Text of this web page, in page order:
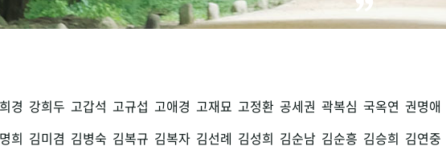
경 강희두 고갑석 고규섭 고애경 고재묘 고정환 공세권 곽복심 국옥연 권명애
희 김미겸 김병숙 김복규 김복자 김선례 김성희 김순남 김순흥 김승희 김연중